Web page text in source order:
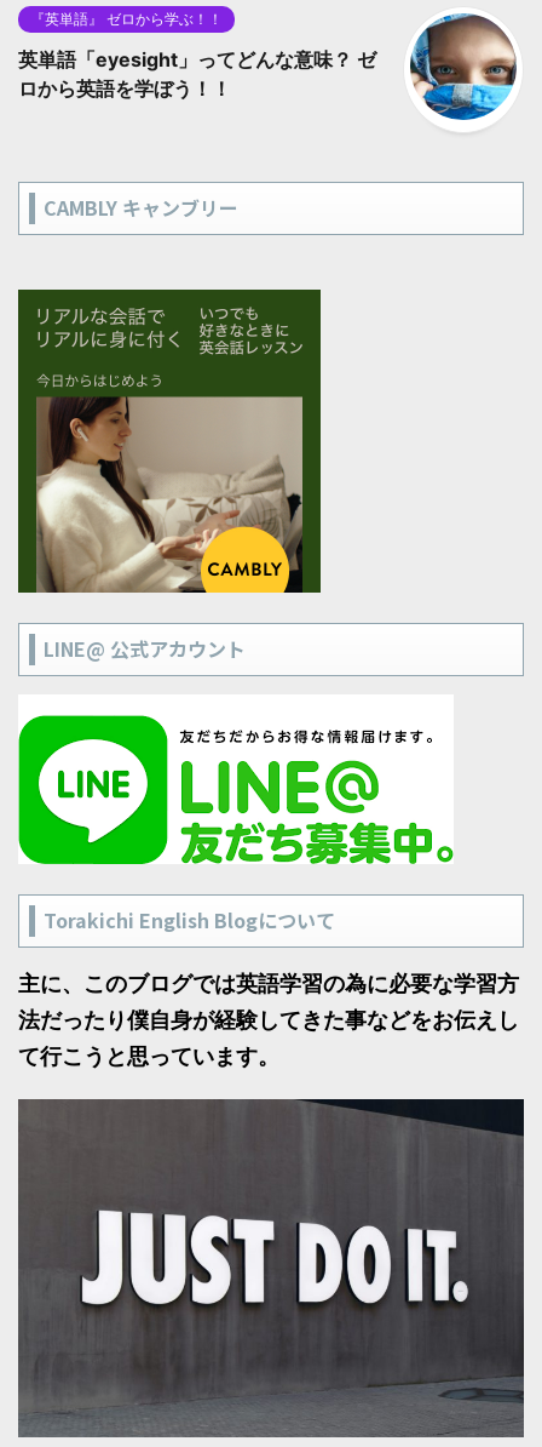
『英単語』 ゼロから学ぶ！！
英単語「eyesight」ってどんな意味？ ゼ
ロから英語を学ぼう！！
CAMBLY キャンブリー
LINE@ 公式アカウント
Torakichi English Blogについて
主に、このブログでは英語学習の為に必要な学習方
法だったり僕自身が経験してきた事などをお伝えし
て行こうと思っています。